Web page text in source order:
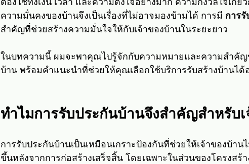
ความมั่นคงของบ้านจึงเป็นเรื่องที่ไม่อาจมองข้ามได้ การมี การ
สำคัญที่ช่วยสร้างความมั่นใจให้กับเจ้าของบ้านในระยะยาว
ในบทความนี้ ผมจะพาคุณไปรู้จักกับความหมายและความสำคัญ
บ้าน พร้อมคำแนะนำที่ช่วยให้คุณเลือกใช้บริการรับสร้างบ้านไ
ทำไมการรับประกันบ้านจึงสำคัญสำหรับ
การรับประกันบ้านเป็นเหมือนเกราะป้องกันที่ช่วยให้เจ้าของบ้า
ขึ้นหลังจากการก่อสร้างเสร็จสิ้น โดยเฉพาะในส่วนของโครงสร้